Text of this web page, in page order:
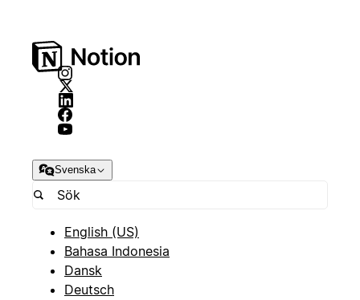
Svenska
English (US)
Bahasa Indonesia
Dansk
Deutsch